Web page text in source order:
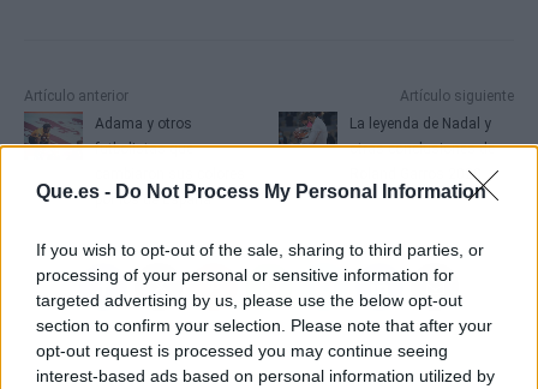
Que.es - Do Not Process My Personal Information
If you wish to opt-out of the sale, sharing to third parties, or
processing of your personal or sensitive information for
targeted advertising by us, please use the below opt-out
section to confirm your selection. Please note that after your
opt-out request is processed you may continue seeing
interest-based ads based on personal information utilized by
Artículo anterior
Adama y otros
futbolistas que
por los de España
Artículo siguiente
La leyenda de Nadal y
otras conclusiones de
Roland Garros 2020